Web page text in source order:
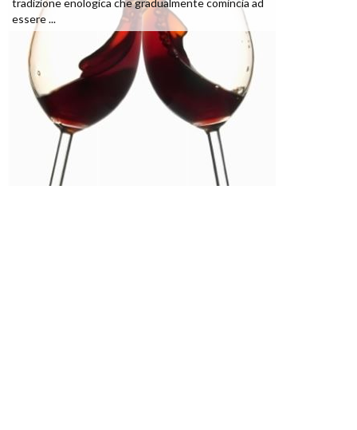
tradizione enologica che gradualmente comincia ad
essere ...